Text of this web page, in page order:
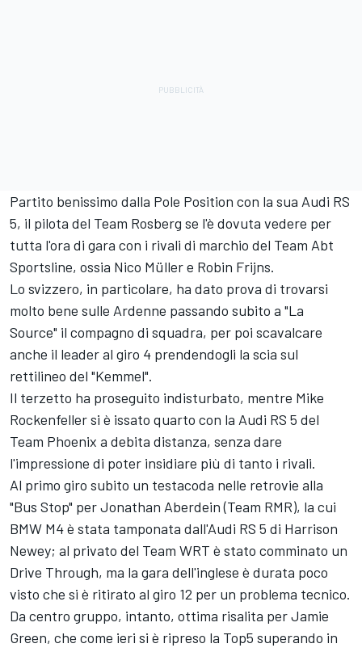
Partito benissimo dalla Pole Position con la sua Audi RS
5, il pilota del Team Rosberg se l'è dovuta vedere per
tutta l'ora di gara con i rivali di marchio del Team Abt
Sportsline, ossia Nico Müller e Robin Frijns.
Lo svizzero, in particolare, ha dato prova di trovarsi
molto bene sulle Ardenne passando subito a "La
Source" il compagno di squadra, per poi scavalcare
anche il leader al giro 4 prendendogli la scia sul
rettilineo del "Kemmel".
Il terzetto ha proseguito indisturbato, mentre Mike
Rockenfeller si è issato quarto con la Audi RS 5 del
Team Phoenix a debita distanza, senza dare
l'impressione di poter insidiare più di tanto i rivali.
Al primo giro subito un testacoda nelle retrovie alla
"Bus Stop" per Jonathan Aberdein (Team RMR), la cui
BMW M4 è stata tamponata dall'Audi RS 5 di Harrison
Newey; al privato del Team WRT è stato comminato un
Drive Through, ma la gara dell'inglese è durata poco
visto che si è ritirato al giro 12 per un problema tecnico.
Da centro gruppo, intanto, ottima risalita per Jamie
Green, che come ieri si è ripreso la Top5 superando in